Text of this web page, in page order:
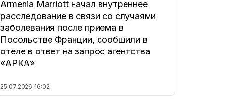
Armenia Marriott начал внутреннее
расследование в связи со случаями
заболевания после приема в
Посольстве Франции, сообщили в
отеле в ответ на запрос агентства
«АРКА»
25.07.2026 16:02